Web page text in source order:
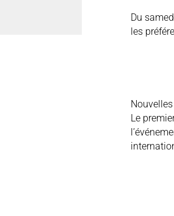
Du
les
Le